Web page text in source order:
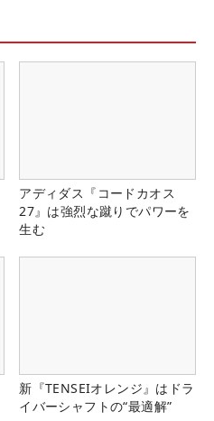
アディダス『コードカオス
27』は強烈な蹴りでパワーを
生む
新『TENSEIオレンジ』はドラ
イバーシャフトの“最適解”